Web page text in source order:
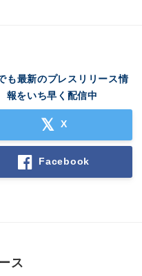
も最新のプレスリリース情
報をいち早く配信中
X
Facebook
ス